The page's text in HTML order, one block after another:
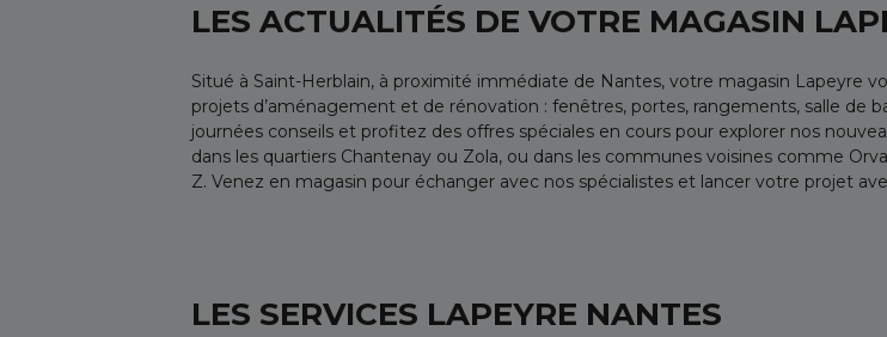
LES ACTUALITÉS DE VOTRE MAGASIN
Situé à Saint-Herblain, à proximité immédiate de Nantes, votre magasin Lapeyre
projets d’aménagement et de rénovation : fenêtres, portes, rangements, salle de
journées conseils et profitez des offres spéciales en cours pour explorer nos
dans les quartiers Chantenay ou Zola, ou dans les communes voisines comme
Z. Venez en magasin pour échanger avec nos spécialistes et lancer votre projet
LES SERVICES LAPEYRE NANTES